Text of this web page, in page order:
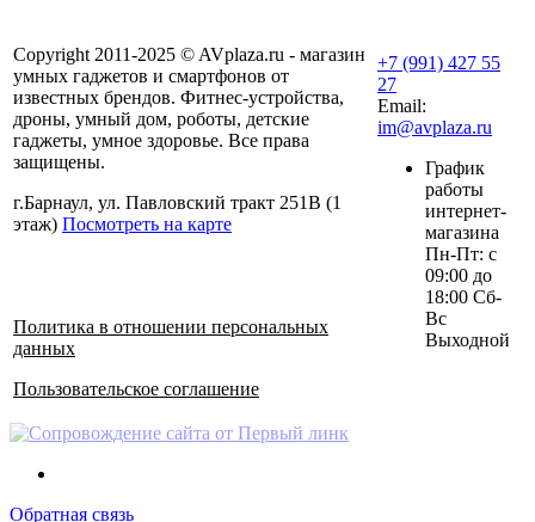
Copyright 2011-2025 © AVplaza.ru - магазин
умных гаджетов и смартфонов от
известных брендов. Фитнес-устройства,
дроны, умный дом, роботы, детские
гаджеты, умное здоровье. Все права
защищены.
г.Барнаул, ул. Павловский тракт 251В (1
этаж) Посмотреть на карте
Политика в отношении персональных
данных
Пользовательское соглашение
+7 (991) 427 55
27
Email:
im@avplaza.ru
График
работы
интернет-
магазина
Пн-Пт: с
09:00 до
18:00 Сб-
Вс
Выходной
Обратная связь